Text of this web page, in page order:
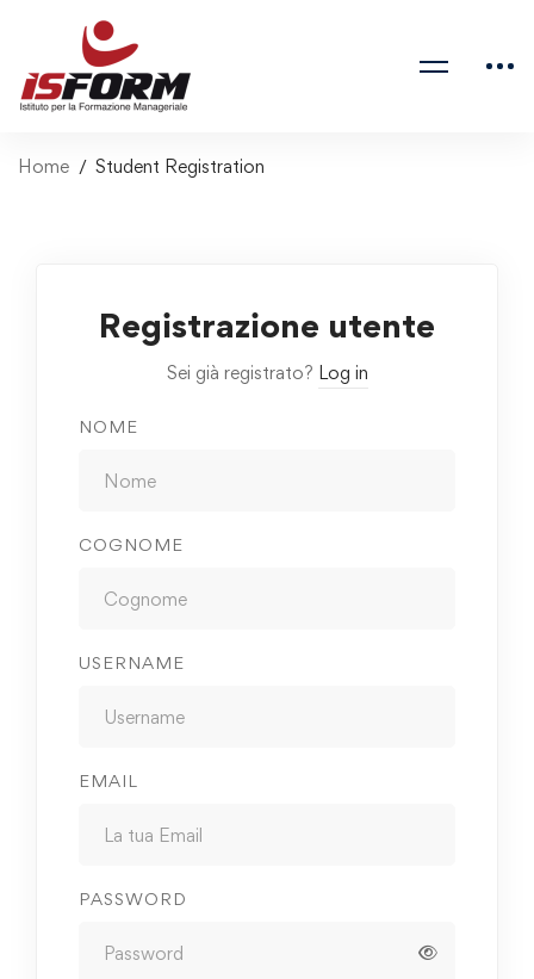
Home Student Registration
Registrazione utente
Sei già registrato? Log in
NOME
COGNOME
USERNAME
EMAIL
PASSWORD